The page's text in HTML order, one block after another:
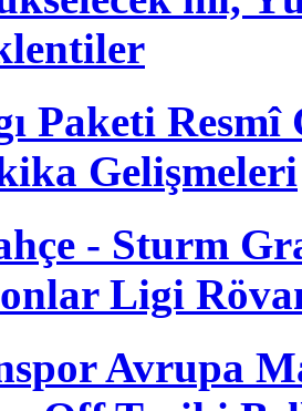
Paketi Resmî
Gelişmeleri
- Sturm
Ligi
Avrupa